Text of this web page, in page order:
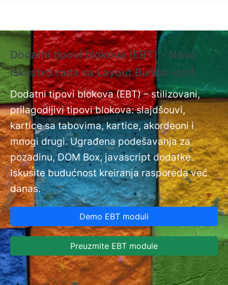
Dodatni tipovi blokova (EBT) - Novo
iskustvo rada sa Layout Builder-om❗
Dodatni tipovi blokova (EBT) – stilizovani,
prilagodljivi tipovi blokova: slajdšouvi,
kartice sa tabovima, kartice, akordeoni i
mnogi drugi. Ugrađena podešavanja za
pozadinu, DOM Box, javascript dodatke.
Iskusite budućnost kreiranja rasporeda već
danas.
Demo EBT moduli
Preuzmite EBT module
na